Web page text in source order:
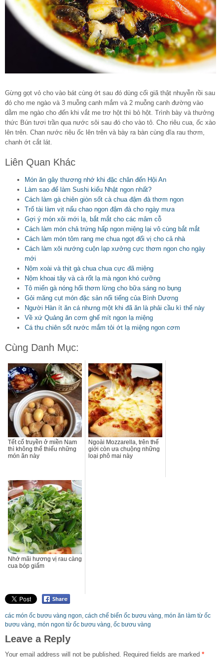
Gừng gọt vỏ cho vào bát cùng ớt sau đó dùng cối giã thật nhuyễn rồi sau
đó cho me ngào và 3 muỗng canh mắm và 2 muỗng canh đường vào
dằm me ngào cho đến khi vắt me trơ hột thì bỏ hột. Trình bày và thưởng
thức Bún tươi trần qua nước sôi sau đó cho vào tô. Cho riêu cua, ốc xào
lên trên. Chan nước riêu ốc lên trên và bày ra bàn cùng dĩa rau thơm,
chanh ớt cắt lát.
Liên Quan Khác
Món ăn gây thương nhớ khi đặc chân đến Hội An
Làm sao để làm Sushi kiểu Nhật ngon nhất?
Cách làm gà chiên giòn sốt cà chua đậm đà thơm ngon
Trổ tài làm vịt nấu chao ngon đậm đà cho ngày mưa
Gợi ý món xôi mới lạ, bắt mắt cho các mâm cỗ
Cách làm món chả trứng hấp ngon miệng lại vô cùng bắt mắt
Cách làm món tôm rang me chua ngọt đổi vị cho cả nhà
Cách làm xôi nướng cuộn lạp xưởng cực thơm ngon cho ngày
mới
Nộm xoài và thịt gà chua chua cực đã miệng
Nộm khoai tây và cà rốt lạ mà ngon khó cưỡng
Tô miến gà nóng hổi thơm lừng cho bữa sáng no bụng
Gỏi măng cụt món đặc sản nổi tiếng của Bình Dương
Người Hàn ít ăn cá nhưng một khi đã ăn là phải cầu kì thế này
Về xứ Quảng ăn cơm ghế mít ngon lạ miệng
Cá thu chiên sốt nước mắm tỏi ớt lạ miệng ngon cơm
Cùng Danh Mục:
Tết cổ truyền ở miền Nam
thì không thể thiếu những
món ăn này
Ngoài Mozzarella, trên thế
giới còn ưa chuộng những
loại phô mai này
Nhớ mãi hương vị rau càng
cua bóp giấm
các món ốc bươu vàng ngon, cách chế biến ốc bươu vàng, món ăn làm từ ốc
bươu vàng, món ngon từ ốc bươu vàng, ốc bươu vàng
Leave a Reply
Your email address will not be published. Required fields are marked *